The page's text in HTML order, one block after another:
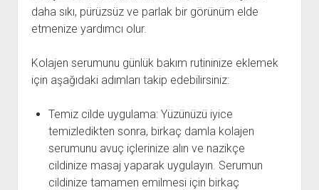
daha sıkı, pürüzsüz ve parlak bir görünüm elde
etmenize yardımcı olur.
Kolajen serumunu günlük bakım rutininize eklemek
için aşağıdaki adımları takip edebilirsiniz:
Temiz cilde uygulama: Yüzünüzü iyice
temizledikten sonra, birkaç damla kolajen
serumunu avuç içlerinize alın ve nazikçe
cildinize masaj yaparak uygulayın. Serumun
cildinize tamamen emilmesi için birkaç